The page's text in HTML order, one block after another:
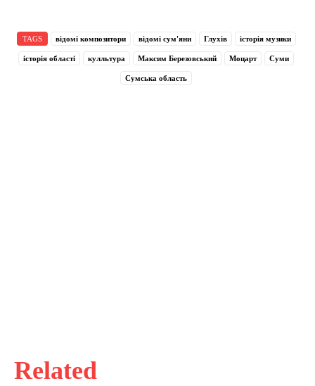
Related
TAGS відомі композитори відомі сум'яни Глухів історія музики
історія області кулльтура Максим Березовський Моцарт Суми
Сумська область